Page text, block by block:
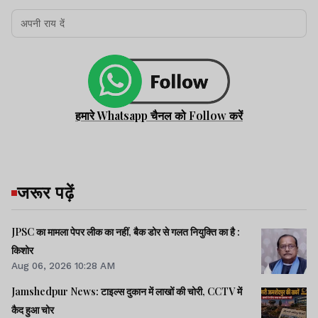
हमारे Whatsapp चैनल को Follow करें
जरूर पढ़ें
JPSC का मामला पेपर लीक का नहीं, बैक डोर से गलत नियुक्ति का है :
किशोर
Aug 06, 2026 10:28 AM
Jamshedpur News: टाइल्स दुकान में लाखों की चोरी, CCTV में
कैद हुआ चोर